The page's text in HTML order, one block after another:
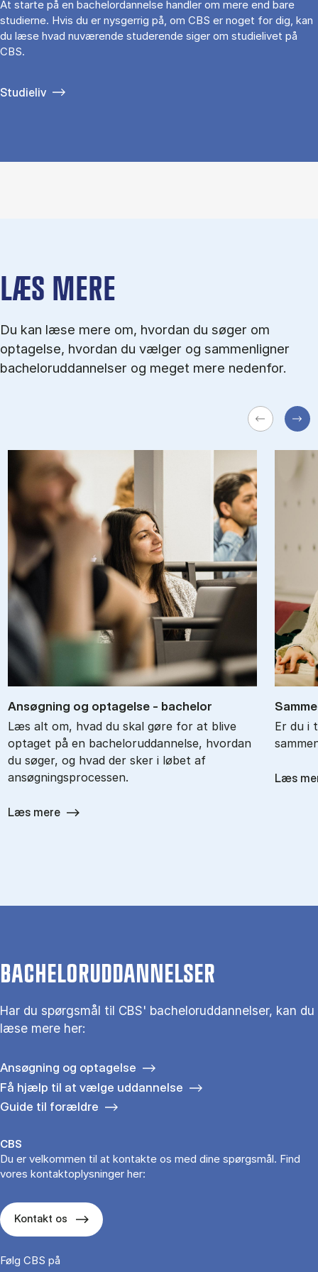
At starte på en bachelordannelse handler om mere end bare
studierne. Hvis du er nysgerrig på, om CBS er noget for dig, kan
du læse hvad nuværende studerende siger om studielivet på
CBS.
Studieliv
LÆS MERE
Du kan læse mere om, hvordan du søger om
optagelse, hvordan du vælger og sammenligner
bacheloruddannelser og meget mere nedenfor.
An­søg­ning og op­ta­gel­se - ba­chel­or
Læs alt om, hvad du skal gøre for at blive
optaget på en bacheloruddannelse, hvordan
du søger, og hvad der sker i løbet af
ansøgningsprocessen.
Læs mere
Er du i
Læs
BACHELORUDDANNELSER
Har du spørgsmål til CBS' bacheloruddannelser, kan du
læse mere her:
Ansøgning og optagelse
Få hjælp til at vælge uddannelse
Guide til forældre
CBS
Du er velkommen til at kontakte os med dine spørgsmål. Find
vores kontaktoplysninger her:
Kontakt os
Følg CBS på